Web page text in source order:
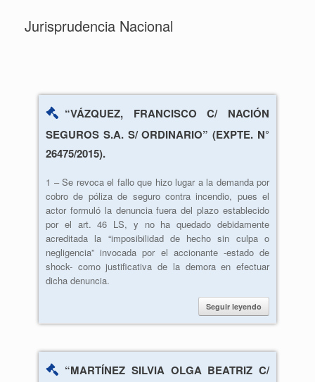
Jurisprudencia Nacional
“VÁZQUEZ, FRANCISCO C/ NACIÓN
SEGUROS S.A. S/ ORDINARIO” (EXPTE. N°
26475/2015).
1 – Se revoca el fallo que hizo lugar a la demanda por
cobro de póliza de seguro contra incendio, pues el
actor formuló la denuncia fuera del plazo establecido
por el art. 46 LS, y no ha quedado debidamente
acreditada la “imposibilidad de hecho sin culpa o
negligencia” invocada por el accionante -estado de
shock- como justificativa de la demora en efectuar
dicha denuncia.
Seguir leyendo
“MARTÍNEZ SILVIA OLGA BEATRIZ C/